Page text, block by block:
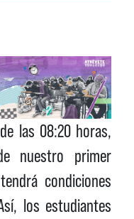
las 08:20 horas,
nuestro primer
condiciones
los estudiantes